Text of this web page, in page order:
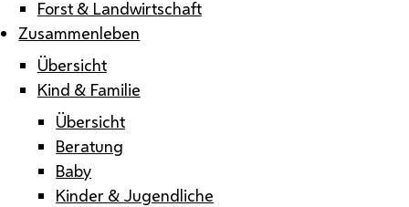
Forst & Landwirtschaft
Zusammenleben
Übersicht
Kind & Familie
Übersicht
Beratung
Baby
Kinder & Jugendliche